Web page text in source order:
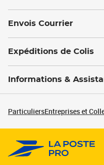
Envois Courrier
Expéditions de Colis
Informations &
ParticuliersEntreprises et